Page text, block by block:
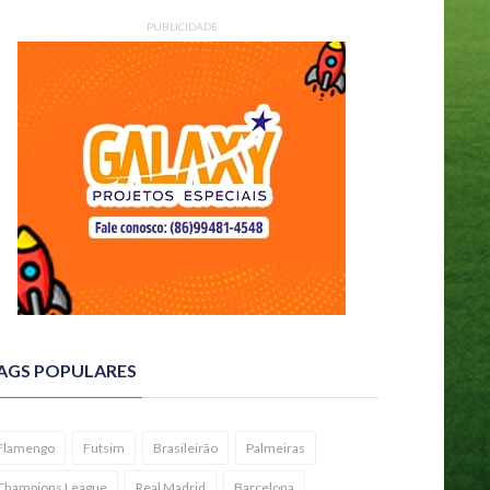
PUBLICIDADE
POPULARES
Futsim Brasileirão Palmeiras